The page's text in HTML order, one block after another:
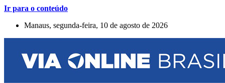
Ir para o conteúdo
Manaus, segunda-feira, 10 de agosto de 2026